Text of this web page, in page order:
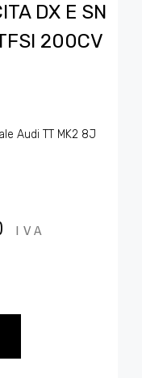
DX E SN
200CV
Audi TT MK2 8J
IVA